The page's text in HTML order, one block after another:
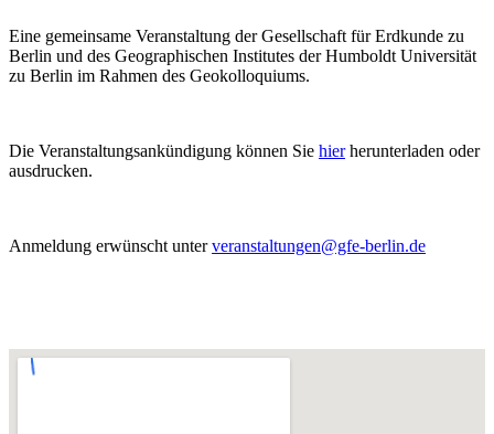
Eine gemeinsame Veranstaltung der Gesellschaft für Erdkunde zu
Berlin und des Geographischen Institutes der Humboldt Universität
zu Berlin im Rahmen des Geokolloquiums.
Die Veranstaltungsankündigung können Sie hierherunterladen oder
ausdrucken.
Anmeldung erwünscht unterveranstaltungen@gfe-berlin.de